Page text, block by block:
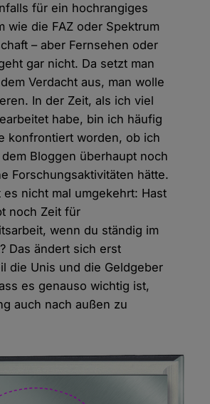
für ein hochrangiges
wie die FAZ oder Spektrum
– aber Fernsehen oder
gar nicht. Da setzt man
Verdacht aus, man wolle
In der Zeit, als ich viel
habe, bin ich häufig
konfrontiert worden, ob ich
Bloggen überhaupt noch
Forschungsaktivitäten hätte.
es nicht mal umgekehrt: Hast
noch Zeit für
wenn du ständig im
Das ändert sich erst
die Unis und die Geldgeber
es genauso wichtig ist,
auch nach außen zu